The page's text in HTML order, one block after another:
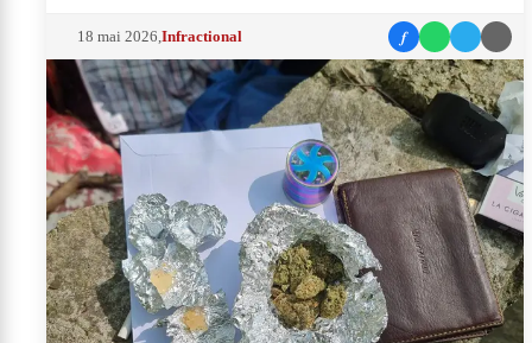
18 mai 2026 ,Infractional f